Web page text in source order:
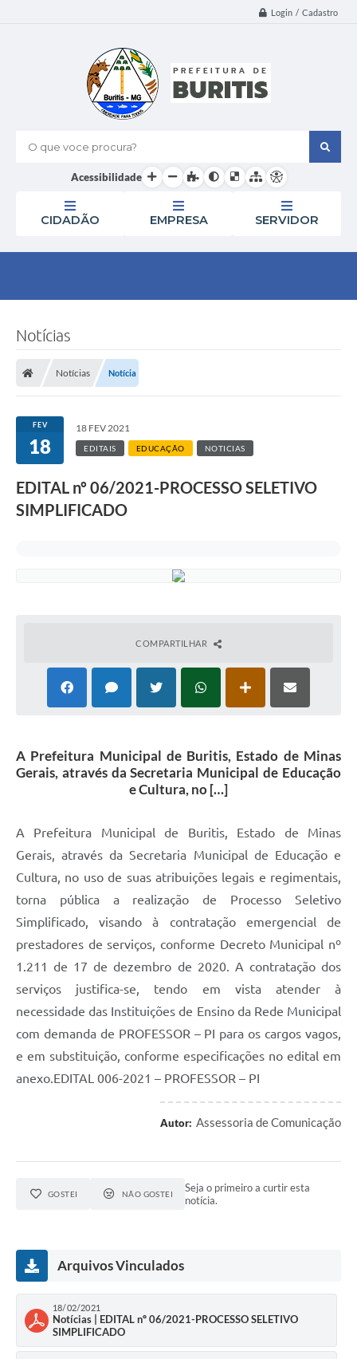
Login / Cadastro
O que voce procura?
Acessibilidade
CIDADÃO EMPRESA SERVIDOR
Notícias
Notícias Notícia
FEV
18
18 FEV 2021
EDITAIS EDUCAÇÃO NOTICIAS
EDITAL nº 06/2021-PROCESSO SELETIVO
SIMPLIFICADO
COMPARTILHAR
A Prefeitura Municipal de Buritis, Estado de Minas
Gerais, através da Secretaria Municipal de Educação
e Cultura, no […]
A Prefeitura Municipal de Buritis, Estado de Minas
Gerais, através da Secretaria Municipal de Educação e
Cultura, no uso de suas atribuições legais e regimentais,
torna pública a realização de Processo Seletivo
Simplificado, visando à contratação emergencial de
prestadores de serviços, conforme Decreto Municipal nº
1.211 de 17 de dezembro de 2020. A contratação dos
serviços justifica-se, tendo em vista atender à
necessidade das Instituições de Ensino da Rede Municipal
com demanda de PROFESSOR – PI para os cargos vagos,
e em substituição, conforme especificações no edital em
anexo.EDITAL 006-2021 – PROFESSOR – PI
Autor: Assessoria de Comunicação
GOSTEI NÃO GOSTEI
Seja o primeiro a curtir esta
notícia.
Arquivos Vinculados
18/02/2021
Notícias | EDITAL nº 06/2021-PROCESSO SELETIVO
SIMPLIFICADO